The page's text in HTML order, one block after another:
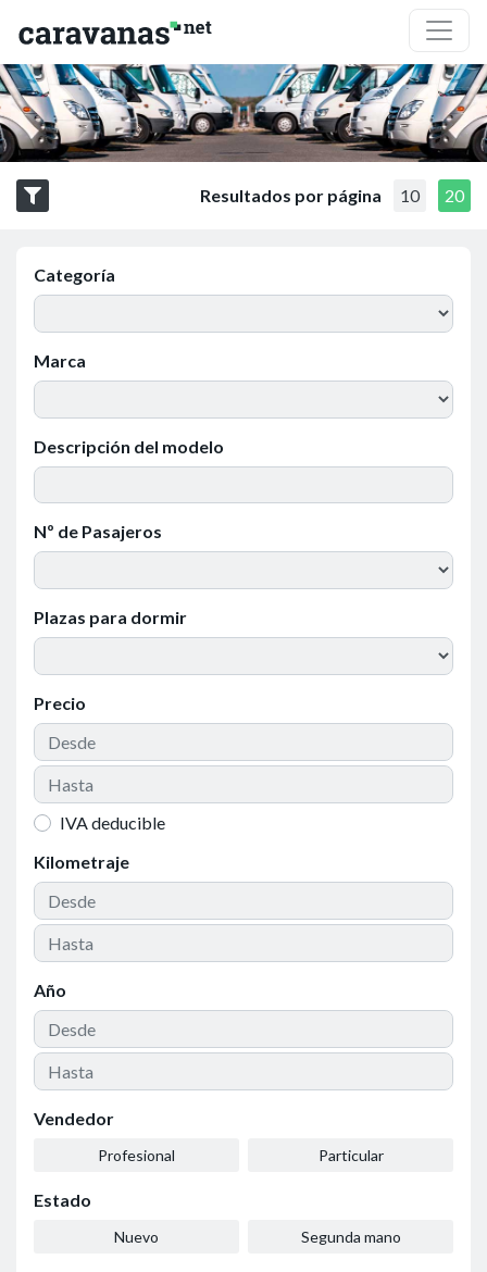
Resultados por página 10 20
Categoría
Marca
Descripción del modelo
Nº de Pasajeros
Plazas para dormir
Precio
IVA deducible
Kilometraje
Año
Vendedor
Profesional Particular
Estado
Nuevo Segunda mano